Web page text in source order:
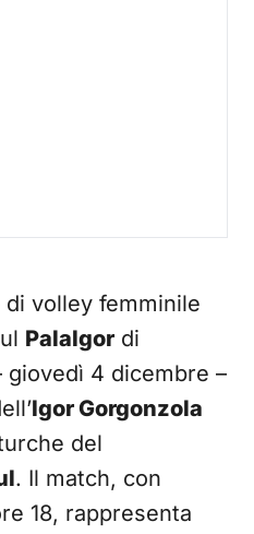
di volley femminile
PalaIgor di
giovedì 4 dicembre –
Igor Gorgonzola
del
. Il match, con
18, rappresenta